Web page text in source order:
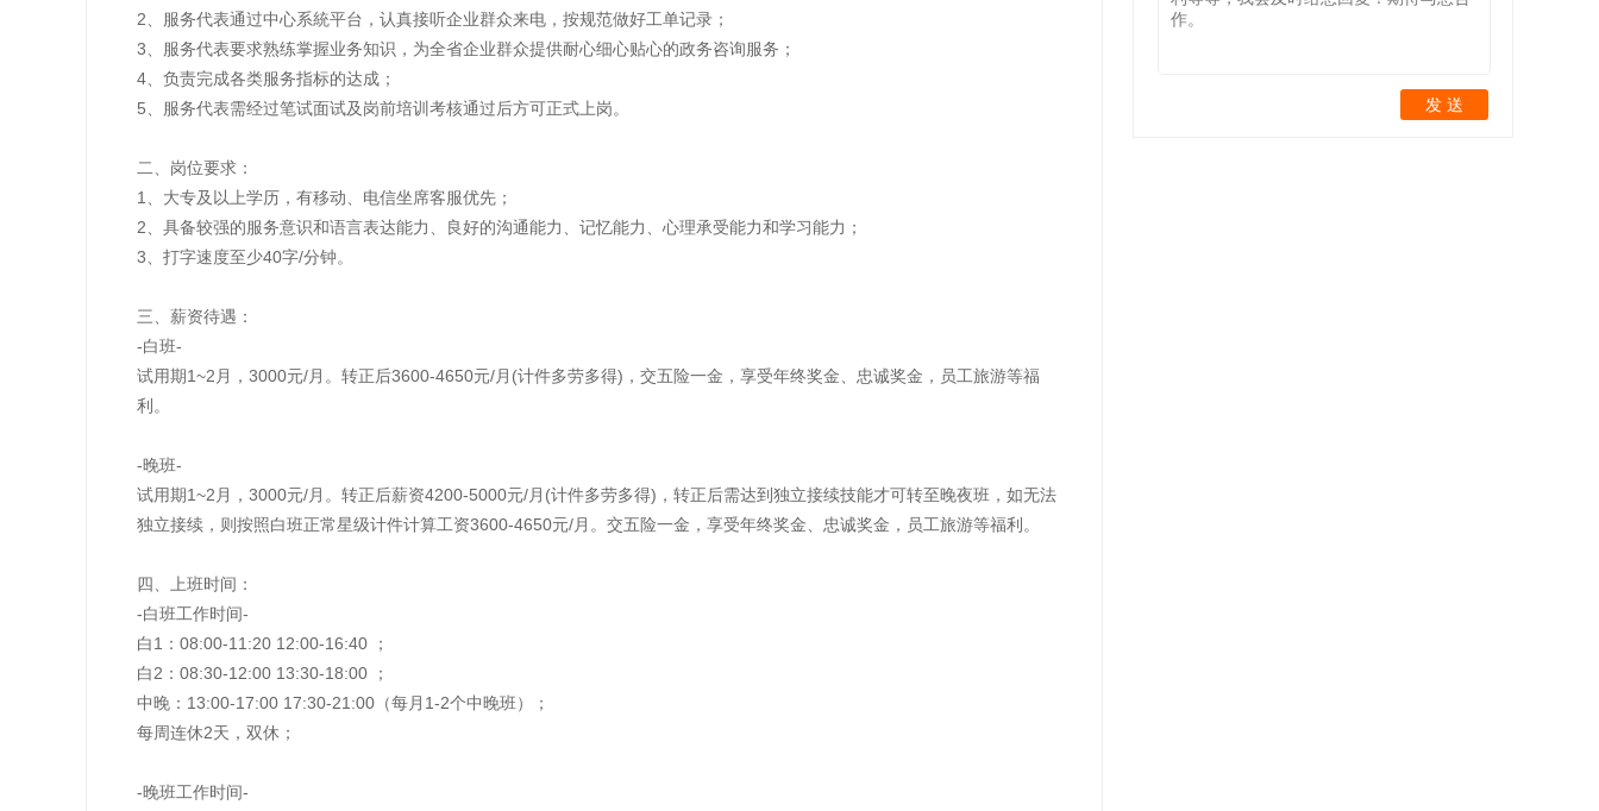
2、服务代表通过中心系統平台，认真接听企业群众来电，按规范做好工单记录；
3、服务代表要求熟练掌握业务知识，为全省企业群众提供耐心细心贴心的政务咨询服务；
4、负责完成各类服务指标的达成；
5、服务代表需经过笔试面试及岗前培训考核通过后方可正式上岗。
二、岗位要求：
1、大专及以上学历，有移动、电信坐席客服优先；
2、具备较强的服务意识和语言表达能力、良好的沟通能力、记忆能力、心理承受能力和学习能力；
3、打字速度至少40字/分钟。
三、薪资待遇：
-白班-
试用期1~2月，3000元/月。转正后3600-4650元/月(计件多劳多得)，交五险一金，享受年终奖金、忠诚奖金，员工旅游等福
利。
-晚班-
试用期1~2月，3000元/月。转正后薪资4200-5000元/月(计件多劳多得)，转正后需达到独立接续技能才可转至晚夜班，如无法
独立接续，则按照白班正常星级计件计算工资3600-4650元/月。交五险一金，享受年终奖金、忠诚奖金，员工旅游等福利。
四、上班时间：
-白班工作时间-
白1：08:00-11:20 12:00-16:40 ；
白2：08:30-12:00 13:30-18:00 ；
中晚：13:00-17:00 17:30-21:00（每月1-2个中晚班）；
每周连休2天，双休；
-晚班工作时间-
发 送